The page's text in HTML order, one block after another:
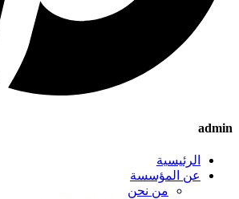
admin
الرئيسية
عن المؤسسة
من نحن